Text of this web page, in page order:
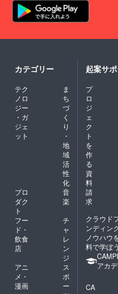
カテゴリー
テク
ノロ
ジー
・ガ
ジェ
ット
ま
ち
づ
く
り
・
地
域
活
性
化
プロ
ダク
ト
音
楽
フー
ド・
飲食
店
チ
ャ
レ
ン
ジ
アニ
メ・
漫画
ス
ポ
ー
起案サ
プ
ロ
ジ
ェ
ク
ト
を
作
る
資
料
請
求
クラウド
ンディン
ノウハウ
料で学ぼう
アカ
CA